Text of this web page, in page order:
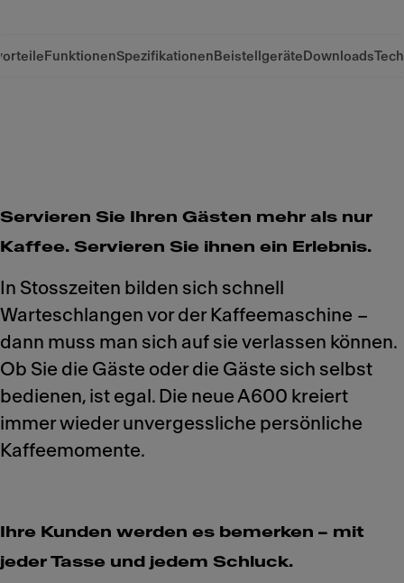
FunktionenSpezifikationen Beistellgeräte Downloads
Servieren Sie Ihren Gästen mehr als nur
Kaffee. Servieren Sie ihnen ein Erlebnis.
In Stosszeiten bilden sich schnell
Warteschlangen vor der Kaffeemaschine –
dann muss man sich auf sie verlassen können.
Ob Sie die Gäste oder die Gäste sich selbst
bedienen, ist egal. Die neue A600 kreiert
immer wieder unvergessliche persönliche
Kaffeemomente.
Ihre Kunden werden es bemerken – mit
jeder Tasse und jedem Schluck.